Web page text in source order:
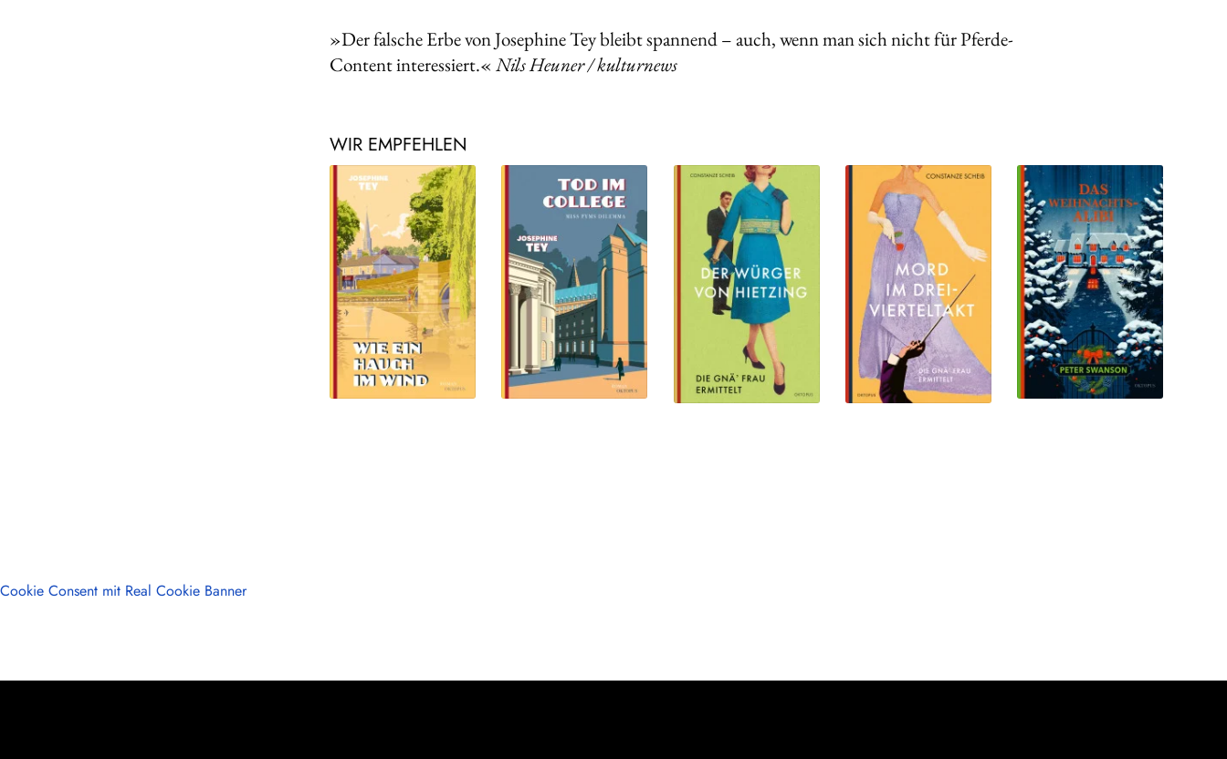
»Der falsche Erbe von Josephine Tey bleibt spannend – auch, wenn man sich nicht für Pferde-
Content interessiert.«Nils Heuner / kulturnews
WIR EMPFEHLEN
Cookie Consent mit Real Cookie Banner